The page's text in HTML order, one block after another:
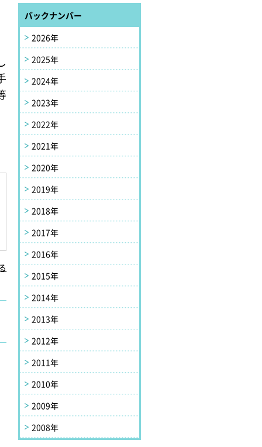
バックナンバー
2026年
2025年
2024年
2023年
2022年
2021年
2020年
2019年
2018年
2017年
2016年
2015年
2014年
2013年
2012年
2011年
2010年
2009年
2008年